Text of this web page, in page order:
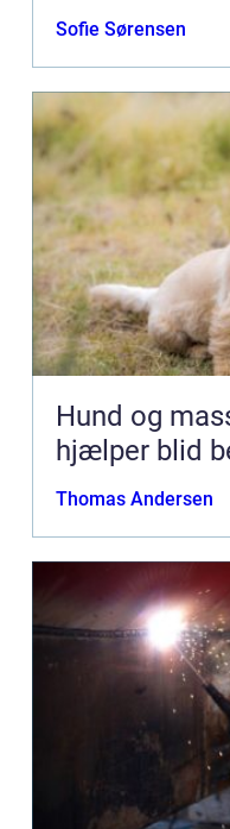
Sofie Sørensen
Hund og
hjælper blid
Thomas Andersen